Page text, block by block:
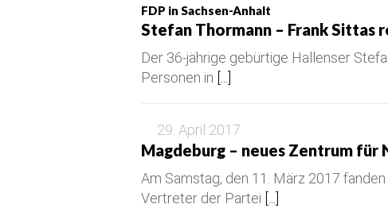
FDP in Sachsen-Anhalt
Stefan Thormann – Frank
Der 36-jährige gebürtige Hallenser
Personen in
29. April 2017
Magdeburg – neues Zentrum für
Am Samstag, den 11. März 2017
Vertreter der Partei